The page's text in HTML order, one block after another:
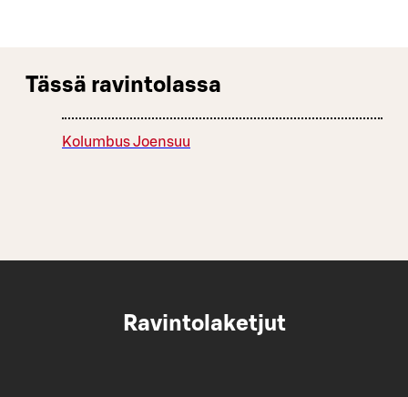
Tässä ravintolassa
Kolumbus Joensuu
Ravintolaketjut